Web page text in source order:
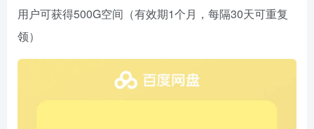
用户可获得500G空间（有效期1个月，每隔30天可重复
领）